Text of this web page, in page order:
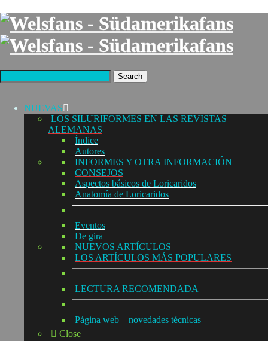
Search
NUEVAS
LOS SILURIFORMES EN LAS REVISTAS
ALEMANAS
Índice
Autores
INFORMES Y OTRA INFORMACIÓN
CONSEJOS
Aspectos básicos de Loricaridos
Anatomía de Loricaridos
Eventos
De gira
NUEVOS ARTÍCULOS
LOS ARTÍCULOS MÁS POPULARES
LECTURA RECOMENDADA
Página web – novedades técnicas
Close